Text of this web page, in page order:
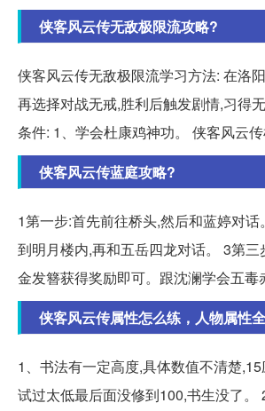
侠客风云传无敌极限流攻略?
侠客风云传无敌极限流学习方法: 在洛
再选择对战无戒,胜利后触发剧情,习得
条件: 1、学会杜康鸡神功。 侠客风云传
侠客风云传蓝庭攻略?
1第一步:首先前往桥头,然后和蓝婷对
到明月楼内,再和五岳四龙对话。 3第
金发簪获得奖励即可。跟沈澜学会五毒
侠客风云传属性怎么练，人物属性
1、书法有一定高度,具体数值不清楚
试过太低最后面没修到100,书生没了。